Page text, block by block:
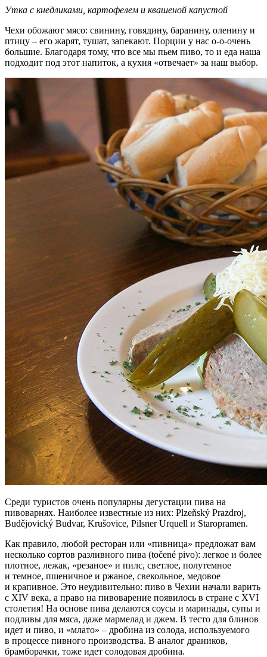
Утка с кнедликами, картофелем и квашеной капустой
Чехи обожают мясо: свинину, говядину, баранину, оленину и
птицу – его жарят, тушат, запекают. Порции у нас о-о-очень
большие. Благодаря тому, что все мы пьем пиво, то и еда наша
подходит под этот напиток, а кухня «отвечает» за наш выбор.
Среди туристов очень популярны дегустации пива на
пивоварнях. Наиболее известные из них: Plzeňský Prazdroj,
Budějovický Budvar, Krušovice, Pilsner Urquell и Staropramen.
Как правило, любой ресторан или «пивница» предложат вам
несколько сортов разливного пива (točené pivo): легкое и более
плотное, лежак, «резаное» и пилс, светлое, полутемное
и темное, пшеничное и ржаное, свекольное, медовое
и крапивное. Это неудивительно: пиво в Чехии начали варить
с XIV века, а право на пивоварение появилось в стране с XVI
столетия! На основе пива делаются соусы и маринады, супы и
подливы для мяса, даже мармелад и джем. В тесто для блинов
идет и пиво, и «млато» – дробина из солода, используемого
в процессе пивного производства. В аналог драников,
брамборачки, тоже идет солодовая дробина.